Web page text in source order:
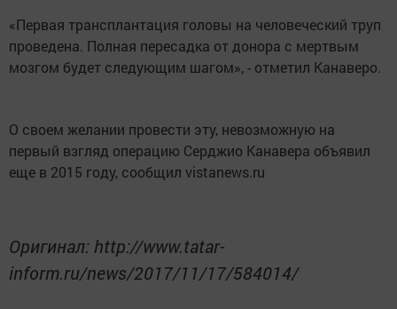
«Первая трансплантация головы на человеческий труп
проведена. Полная пересадка от донора с мертвым
мозгом будет следующим шагом», - отметил Канаверо.
О своем желании провести эту, невозможную на
первый взгляд операцию Серджио Канавера объявил
еще в 2015 году, сообщил vistanews.ru
Оригинал: http://www.tatar-
inform.ru/news/2017/11/17/584014/